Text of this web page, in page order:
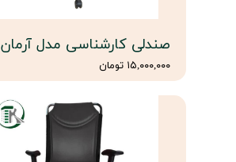
صندلی کارشناسی مدل آرمان
۱۵,۰۰۰,۰۰۰ تومان